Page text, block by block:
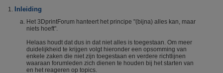
Inleiding
Het 3DprintForum hanteert het principe "(bijna) alles kan, maar
niets hoeft".
Helaas houdt dat dus in dat niet alles is toegestaan. Om meer
duidelijkheid te krijgen volgt hieronder een opsomming van
enkele zaken die niet zijn toegestaan en verdere richtlijnen
waaraan forumleden zich dienen te houden bij het starten van
en het reageren op topics.